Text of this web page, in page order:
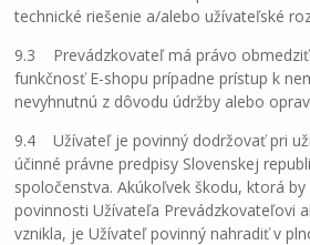
technické riešenie a/alebo užívateľské
9.3 Prevádzkovateľ má právo
funkčnosť E-shopu prípadne prístup k
nevyhnutnú z dôvodu údržby alebo
9.4 Užívateľ je povinný dodržovať pri
účinné právne predpisy Slovenskej
spoločenstva. Akúkoľvek škodu, ktorá
povinnosti Užívateľa Prevádzkovateľovi
vznikla, je Užívateľ povinný nahradiť v